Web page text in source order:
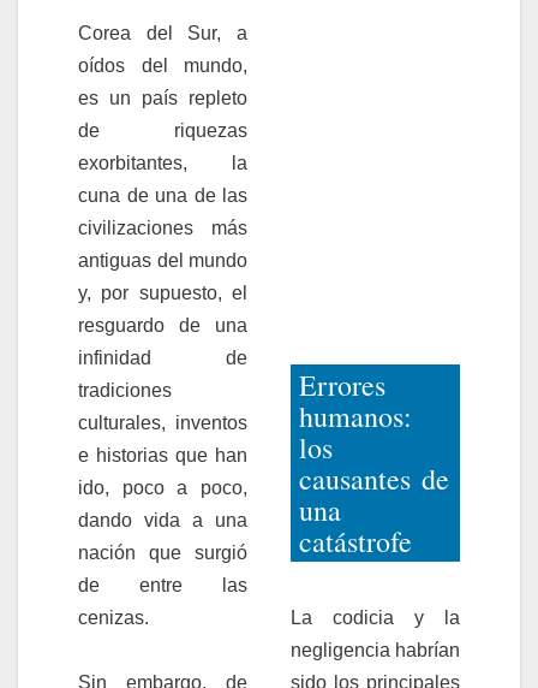
Corea del Sur, a
oídos del mundo,
es un país repleto
de riquezas
exorbitantes, la
cuna de una de las
civilizaciones más
antiguas del mundo
y, por supuesto, el
resguardo de una
infinidad de
tradiciones
culturales, inventos
e historias que han
ido, poco a poco,
dando vida a una
nación que surgió
de entre las
cenizas.
Sin embargo, de
Errores
humanos:
los
causantes de
una
catástrofe
La codicia y la
negligencia habrían
sido los principales